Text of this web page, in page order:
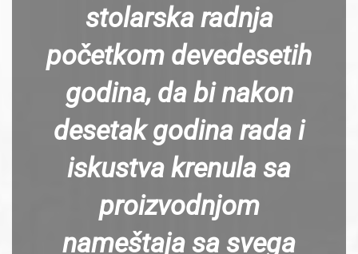
stolarska radnja
početkom devedesetih
godina, da bi nakon
desetak godina rada i
iskustva krenula sa
proizvodnjom
nameštaja sa svega